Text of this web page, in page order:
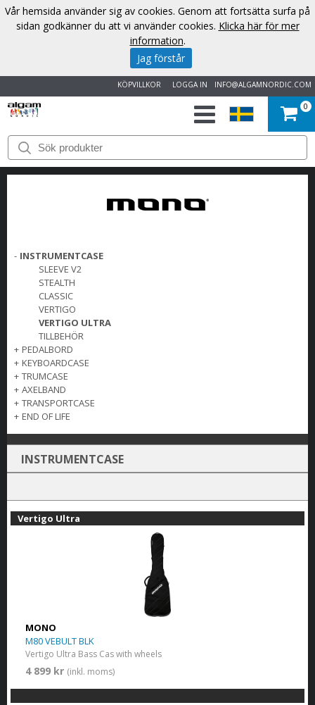
INFO@ALGAMNORDIC.COM
LOGGA IN
KÖPVILLKOR
START
VARUMÄRKEN
OM
OSS
KONTAKT
0
- INSTRUMENTCASE
SLEEVE V2
STEALTH
CLASSIC
VERTIGO
VERTIGO ULTRA
TILLBEHÖR
+ PEDALBORD
+ KEYBOARDCASE
+ TRUMCASE
+ AXELBAND
+ TRANSPORTCASE
+ END OF LIFE
INSTRUMENTCASE
Vertigo Ultra
MONO
M80 VEBULT BLK
Vertigo Ultra Bass Cas with wheels
4 899 kr (inkl. moms)
Vår hemsida använder sig av cookies. Genom att fortsätta surfa på
sidan godkänner du att vi använder cookies. Klicka här för mer
information.
Jag förstår